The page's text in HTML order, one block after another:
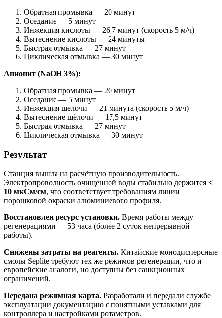
Обратная промывка — 20 минут
Оседание — 5 минут
Инжекция кислоты — 26,7 минут (скорость 5 м/ч)
Вытеснение кислоты — 24 минуты
Быстрая отмывка — 27 минут
Циклическая отмывка — 30 минут
Анионит (NaOH 3%):
Обратная промывка — 20 минут
Оседание — 5 минут
Инжекция щёлочи — 21 минута (скорость 5 м/ч)
Вытеснение щёлочи — 17,5 минут
Быстрая отмывка — 27 минут
Циклическая отмывка — 30 минут
Результат
Станция вышла на расчётную производительность.
Электропроводность очищенной воды стабильно держится <
10 мкСм/см, что соответствует требованиям линии
порошковой окраски алюминиевого профиля.
Восстановлен ресурс установки. Время работы между
регенерациями — 53 часа (более 2 суток непрерывной
работы).
Снижены затраты на реагенты. Китайские монодисперсные
смолы Seplite требуют тех же режимов регенерации, что и
европейские аналоги, но доступны без санкционных
ограничений.
Передана режимная карта. Разработали и передали службе
эксплуатации документацию с понятными уставками для
контроллера и настройками ротаметров.